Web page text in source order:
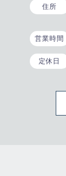
住所
営業時間
定休日